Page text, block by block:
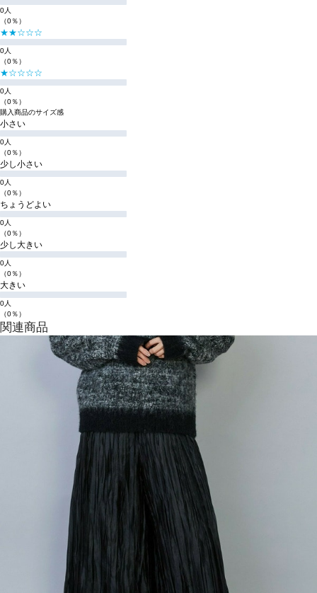
0人
（0％）
★★☆☆☆
0人
（0％）
★☆☆☆☆
0人
（0％）
購入商品のサイズ感
小さい
0人
（0％）
少し小さい
0人
（0％）
ちょうどよい
0人
（0％）
少し大きい
0人
（0％）
大きい
0人
（0％）
関連商品